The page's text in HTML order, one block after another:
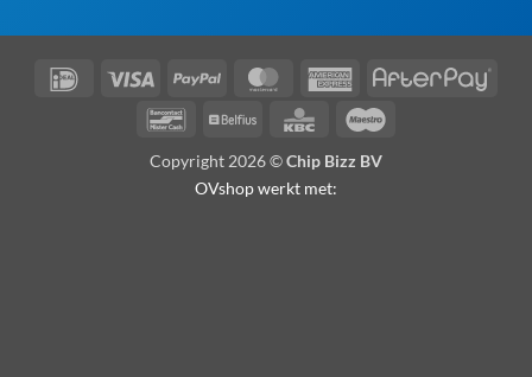
IDeal Visa PayPal MasterCardAmerican
Express
BancontactBelfius KBC
Copyright 2026 ©Chip Bizz BV
OVshop werkt met: